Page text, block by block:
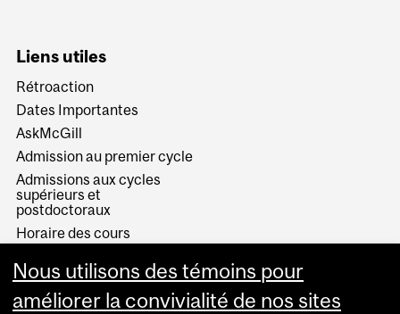
Liens utiles
Rétroaction
Dates Importantes
AskMcGill
Admission au premier cycle
Admissions aux cycles
supérieurs et
postdoctoraux
Horaire des cours
Services aux étudiants
Nous utilisons des témoins pour
améliorer la convivialité de nos sites